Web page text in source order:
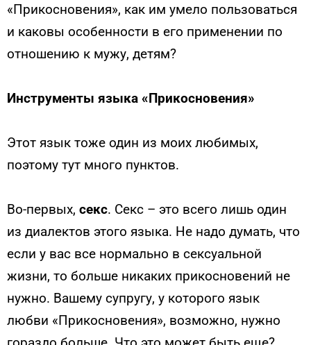
«Прикосновения», как им умело пользоваться
и каковы особенности в его применении по
отношению к мужу, детям?
Инструменты языка «Прикосновения»
Этот язык тоже один из моих любимых,
поэтому тут много пунктов.
Во-первых, секс. Секс – это всего лишь один
из диалектов этого языка. Не надо думать, что
если у вас все нормально в сексуальной
жизни, то больше никаких прикосновений не
нужно. Вашему супругу, у которого язык
любви «Прикосновения», возможно, нужно